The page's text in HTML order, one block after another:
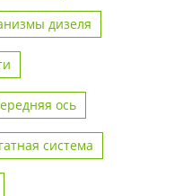
дизеля
ось
система